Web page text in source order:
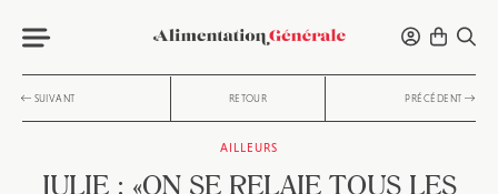
SUIVANT RETOUR PRÉCÉDENT
AILLEURS
JULIE : «ON SE RELAIE TOUS LES